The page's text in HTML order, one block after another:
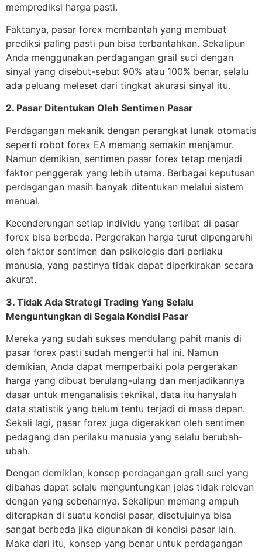
memprediksi harga pasti.
Faktanya, pasar forex membantah yang membuat
prediksi paling pasti pun bisa terbantahkan. Sekalipun
Anda menggunakan perdagangan grail suci dengan
sinyal yang disebut-sebut 90% atau 100% benar, selalu
ada peluang meleset dari tingkat akurasi sinyal itu.
2. Pasar Ditentukan Oleh Sentimen Pasar
Perdagangan mekanik dengan perangkat lunak otomatis
seperti robot forex EA memang semakin menjamur.
Namun demikian, sentimen pasar forex tetap menjadi
faktor penggerak yang lebih utama. Berbagai keputusan
perdagangan masih banyak ditentukan melalui sistem
manual.
Kecenderungan setiap individu yang terlibat di pasar
forex bisa berbeda. Pergerakan harga turut dipengaruhi
oleh faktor sentimen dan psikologis dari perilaku
manusia, yang pastinya tidak dapat diperkirakan secara
akurat.
3. Tidak Ada Strategi Trading Yang Selalu
Menguntungkan di Segala Kondisi Pasar
Mereka yang sudah sukses mendulang pahit manis di
pasar forex pasti sudah mengerti hal ini. Namun
demikian, Anda dapat memperbaiki pola pergerakan
harga yang dibuat berulang-ulang dan menjadikannya
dasar untuk menganalisis teknikal, data itu hanyalah
data statistik yang belum tentu terjadi di masa depan.
Sekali lagi, pasar forex juga digerakkan oleh sentimen
pedagang dan perilaku manusia yang selalu berubah-
ubah.
Dengan demikian, konsep perdagangan grail suci yang
dibahas dapat selalu menguntungkan jelas tidak relevan
dengan yang sebenarnya. Sekalipun memang ampuh
diterapkan di suatu kondisi pasar, disetujuinya bisa
sangat berbeda jika digunakan di kondisi pasar lain.
Maka dari itu, konsep yang benar untuk perdagangan